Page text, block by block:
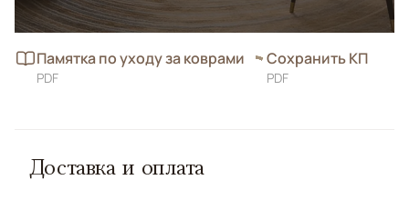
Памятка по уходу за коврами
PDF
Сохранить КП
PDF
Доставка и оплата